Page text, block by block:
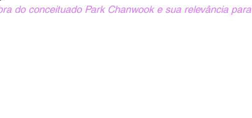
do conceituado Park Chanwook e sua relevância para